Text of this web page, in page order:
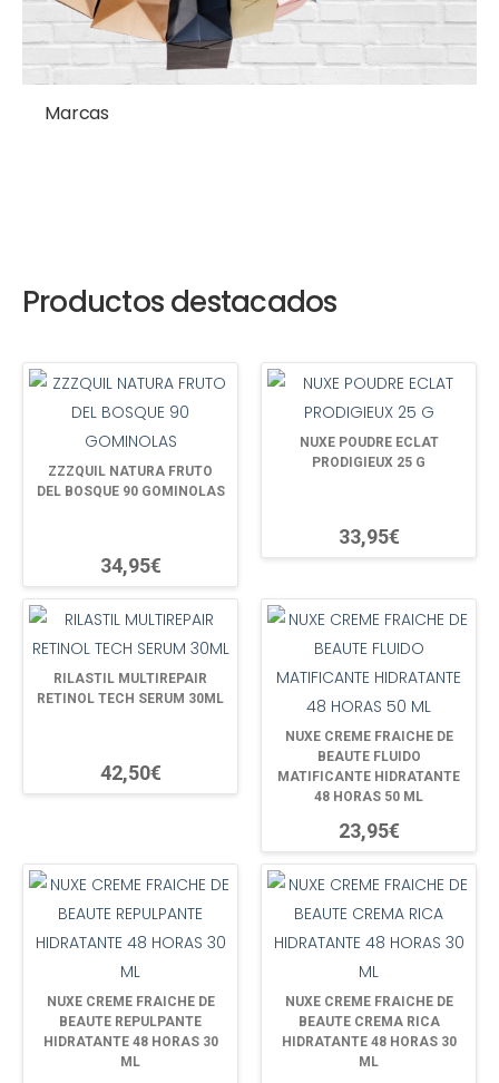
Marcas
Productos destacados
ZZZQUIL NATURA FRUTO
DEL BOSQUE 90 GOMINOLAS
34,95€
NUXE POUDRE ECLAT
PRODIGIEUX 25 G
33,95€
RILASTIL MULTIREPAIR
RETINOL TECH SERUM 30ML
42,50€
NUXE CREME FRAICHE DE
BEAUTE FLUIDO
MATIFICANTE HIDRATANTE
48 HORAS 50 ML
23,95€
NUXE CREME FRAICHE DE
BEAUTE REPULPANTE
HIDRATANTE 48 HORAS 30
ML
NUXE CREME FRAICHE DE
BEAUTE CREMA RICA
HIDRATANTE 48 HORAS 30
ML